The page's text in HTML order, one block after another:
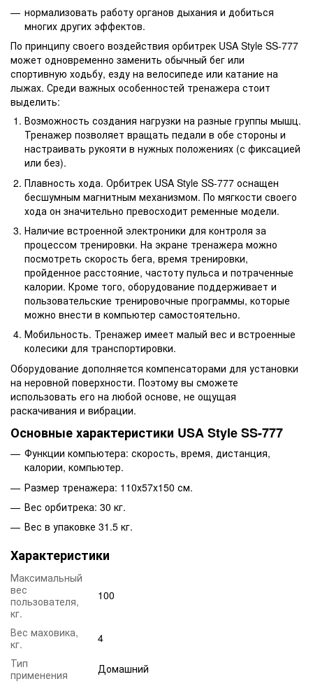
нормализовать работу органов дыхания и добиться
многих других эффектов.
По принципу своего воздействия орбитрек USA Style SS-777
может одновременно заменить обычный бег или
спортивную ходьбу, езду на велосипеде или катание на
лыжах. Среди важных особенностей тренажера стоит
выделить:
Возможность создания нагрузки на разные группы мышц.
Тренажер позволяет вращать педали в обе стороны и
настраивать рукояти в нужных положениях (с фиксацией
или без).
Плавность хода. Орбитрек USA Style SS-777 оснащен
бесшумным магнитным механизмом. По мягкости своего
хода он значительно превосходит ременные модели.
Наличие встроенной электроники для контроля за
процессом тренировки. На экране тренажера можно
посмотреть скорость бега, время тренировки,
пройденное расстояние, частоту пульса и потраченные
калории. Кроме того, оборудование поддерживает и
пользовательские тренировочные программы, которые
можно внести в компьютер самостоятельно.
Мобильность. Тренажер имеет малый вес и встроенные
колесики для транспортировки.
Оборудование дополняется компенсаторами для установки
на неровной поверхности. Поэтому вы сможете
использовать его на любой основе, не ощущая
раскачивания и вибрации.
Основные характеристики USA Style SS-777
Функции компьютера: скорость, время, дистанция,
калории, компьютер.
Размер тренажера: 110х57х150 см.
Вес орбитрека: 30 кг.
Вес в упаковке 31.5 кг.
Характеристики
Максимальный
вес
пользователя,
кг.
100
Вес маховика,
кг.
4
Тип
применения
Домашний